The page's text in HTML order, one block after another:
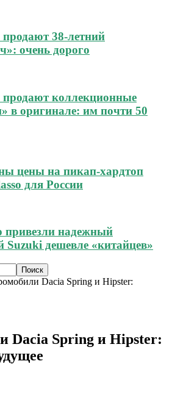
38-летний
очень дорого
продают коллекционные
в оригинале: им почти 50
цены на пикап-хардтоп
для России
привезли надежный
Suzuki дешевле «китайцев»
Dacia Spring и Hipster:
Dacia Spring и Hipster: